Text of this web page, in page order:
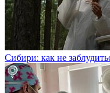
Сибири: как не